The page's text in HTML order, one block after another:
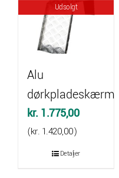
Udsolgt
Alu
dørkpladeskærm
kr. 1.775,00
(kr. 1.420,00)
Detaljer